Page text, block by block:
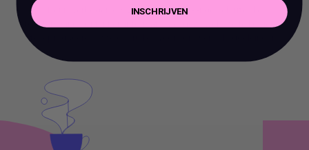
Het is verboden om zonder voorafgaande schriftelijke
toestemming content en informatie van deze website te kopiëren,
INSCHRIJVEN